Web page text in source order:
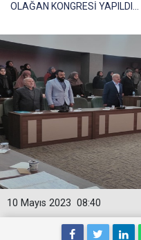
OLAĞAN KONGRESİ YAPILDI...
08:40
10 Mayıs 2023